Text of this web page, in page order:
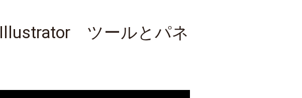
ツールとパネ